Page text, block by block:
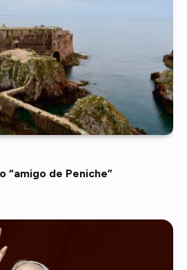
“amigo de Peniche”